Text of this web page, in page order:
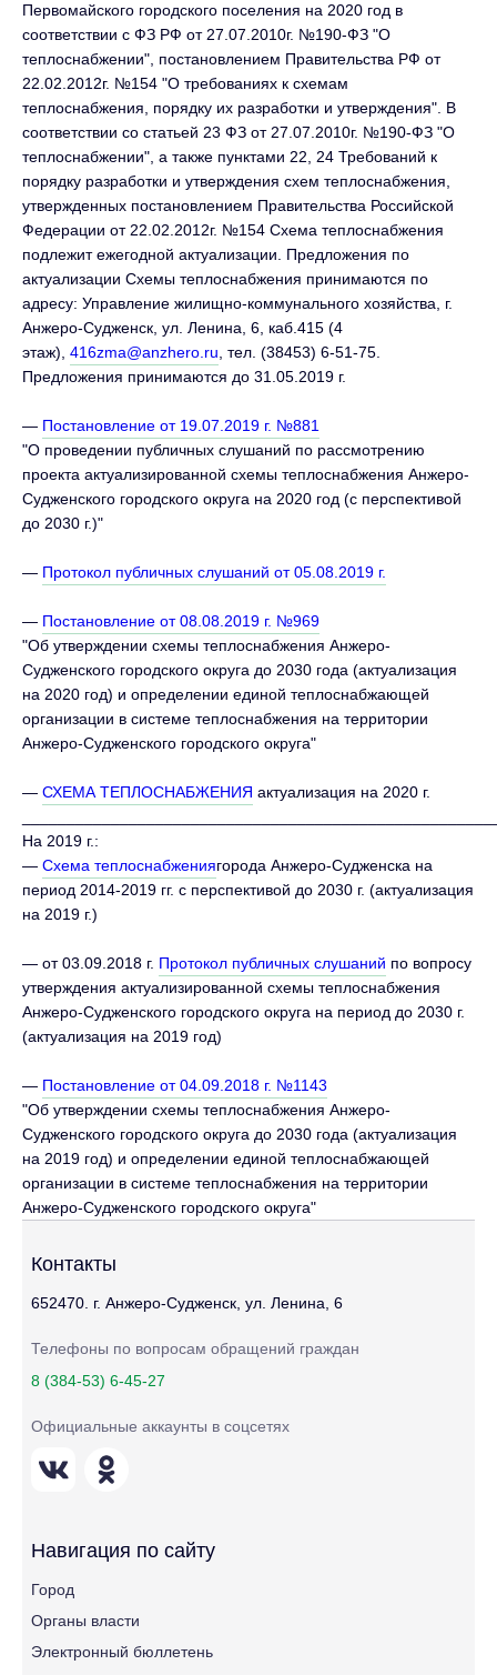
Первомайского городского поселения на 2020 год в
соответствии с ФЗ РФ от 27.07.2010г. №190-ФЗ "О
теплоснабжении", постановлением Правительства РФ от
22.02.2012г. №154 "О требованиях к схемам
теплоснабжения, порядку их разработки и утверждения". В
соответствии со статьей 23 ФЗ от 27.07.2010г. №190-ФЗ "О
теплоснабжении", а также пунктами 22, 24 Требований к
порядку разработки и утверждения схем теплоснабжения,
утвержденных постановлением Правительства Российской
Федерации от 22.02.2012г. №154 Схема теплоснабжения
подлежит ежегодной актуализации. Предложения по
актуализации Схемы теплоснабжения принимаются по
адресу: Управление жилищно-коммунального хозяйства, г.
Анжеро-Судженск, ул. Ленина, 6, каб.415 (4
этаж), 416zma@anzhero.ru , тел. (38453) 6-51-75.
Предложения принимаются до 31.05.2019 г.
— Постановление от 19.07.2019 г. №881
"О проведении публичных слушаний по рассмотрению
проекта актуализированной схемы теплоснабжения Анжеро-
Судженского городского округа на 2020 год (с перспективой
до 2030 г.)"
— Протокол публичных слушаний от 05.08.2019 г.
— Постановление от 08.08.2019 г. №969
"Об утверждении схемы теплоснабжения Анжеро-
Судженского городского округа до 2030 года (актуализация
на 2020 год) и определении единой теплоснабжающей
организации в системе теплоснабжения на территории
Анжеро-Судженского городского округа"
— СХЕМА ТЕПЛОСНАБЖЕНИЯ актуализация на 2020 г.
На 2019 г.:
— Схема теплоснабжениягорода Анжеро-Судженска на
период 2014-2019 гг. с перспективой до 2030 г. (актуализация
на 2019 г.)
— от 03.09.2018 г. Протокол публичных слушаний по вопросу
утверждения актуализированной схемы теплоснабжения
Анжеро-Судженского городского округа на период до 2030 г.
(актуализация на 2019 год)
— Постановление от 04.09.2018 г. №1143
"Об утверждении схемы теплоснабжения Анжеро-
Судженского городского округа до 2030 года (актуализация
на 2019 год) и определении единой теплоснабжающей
организации в системе теплоснабжения на территории
Анжеро-Судженского городского округа"
Контакты
652470. г. Анжеро-Судженск, ул. Ленина, 6
Телефоны по вопросам обращений граждан
8 (384-53) 6-45-27
Официальные аккаунты в соцсетях
Навигация по сайту
Город
Органы власти
Электронный бюллетень